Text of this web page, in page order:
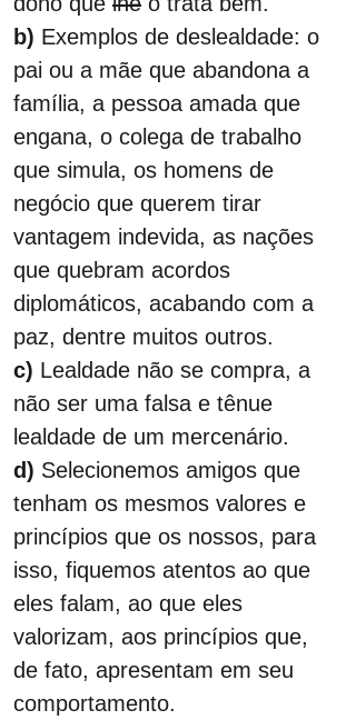
b) Exemplos de deslealdade: o
pai ou a mãe que abandona a
família, a pessoa amada que
engana, o colega de trabalho
que simula, os homens de
negócio que querem tirar
vantagem indevida, as nações
que quebram acordos
diplomáticos, acabando com a
paz, dentre muitos outros.
c) Lealdade não se compra, a
não ser uma falsa e tênue
lealdade de um mercenário.
d) Selecionemos amigos que
tenham os mesmos valores e
princípios que os nossos, para
isso, fiquemos atentos ao que
eles falam, ao que eles
valorizam, aos princípios que,
de fato, apresentam em seu
comportamento.